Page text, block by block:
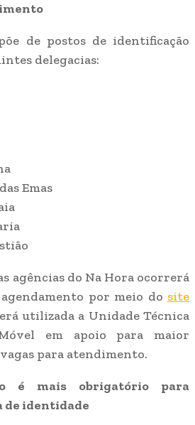
de postos de identificação
delegacias:
Emas
agências do Na Hora ocorrerá
por meio do site
utilizada a Unidade Técnica
em apoio para maior
para atendimento.
é mais obrigatório para
de identidade